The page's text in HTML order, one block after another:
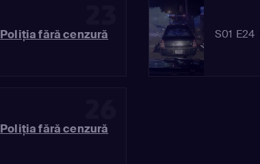
Poliția fără cenzură S01 E24
Poliția fără cenzură